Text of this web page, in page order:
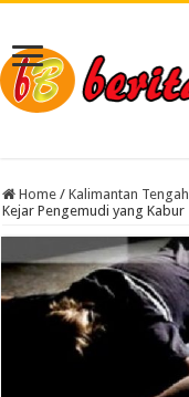
Home / Kalimantan Tengah
Kejar Pengemudi yang Kabur